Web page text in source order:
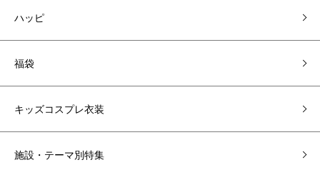
ハッピ
福袋
キッズコスプレ衣装
施設・テーマ別特集